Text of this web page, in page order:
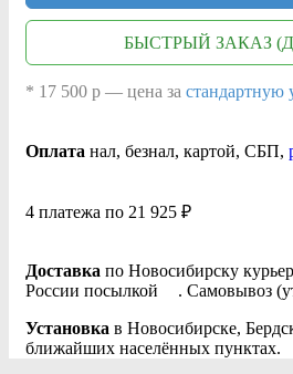
БЫСТРЫЙ ЗАКАЗ
* 17 500 р — цена за стандартную
Оплата нал, безнал, картой, СБП,
4 платежа по 21 925 ₽
Доставка по Новосибирску
России посылкой
. Самовывоз
Установка в Новосибирске,
ближайших населённых пунктах.